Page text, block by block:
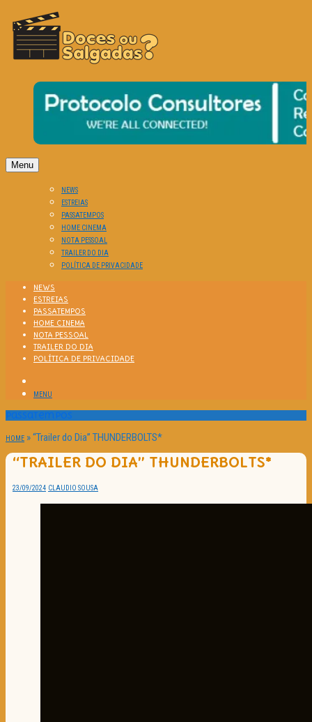
DOCES OU SALGADAS?
O Cinema? Uma Paixão!!
Menu
NEWS
ESTREIAS
PASSATEMPOS
HOME CINEMA
NOTA PESSOAL
TRAILER DO DIA
POLÍTICA DE PRIVACIDADE
NEWS
ESTREIAS
PASSATEMPOS
HOME CINEMA
NOTA PESSOAL
TRAILER DO DIA
POLÍTICA DE PRIVACIDADE
MENU
Passatempos
HOME »“Trailer do Dia” THUNDERBOLTS*
“TRAILER DO DIA” THUNDERBOLTS*
23/09/2024 CLAUDIO SOUSA